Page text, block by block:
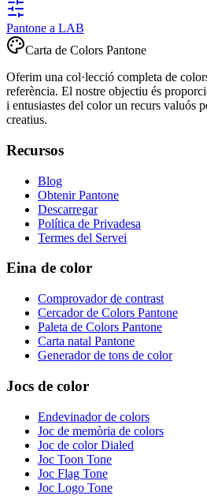
Pantone a LAB
Carta de Colors Pantone
Oferim una col·lecció completa de
referència. El nostre objectiu és
i entusiastes del color un recurs valuós
creatius.
Recursos
Blog
Obtenir Pantone
Descarregar
Política de Privadesa
Termes del Servei
Eina de color
Comprovador de contrast
Cercador de Colors Pantone
Paleta de Colors Pantone
Carta natal Pantone
Generador de tons de color
Jocs de color
Endevinador de colors
Joc de memòria de colors
Joc de color Dialed
Joc Toon Tone
Joc Flag Tone
Joc Logo Tone